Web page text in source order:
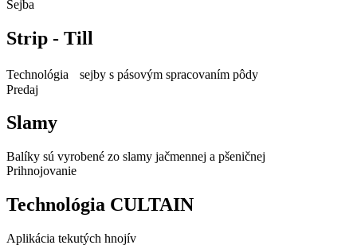
Sejba
Strip - Till
Technológia sejby s pásovým spracovaním pôdy
Predaj
Slamy
Balíky sú vyrobené zo slamy jačmennej a pšeničnej
Prihnojovanie
Technológia CULTAIN
Aplikácia tekutých hnojív